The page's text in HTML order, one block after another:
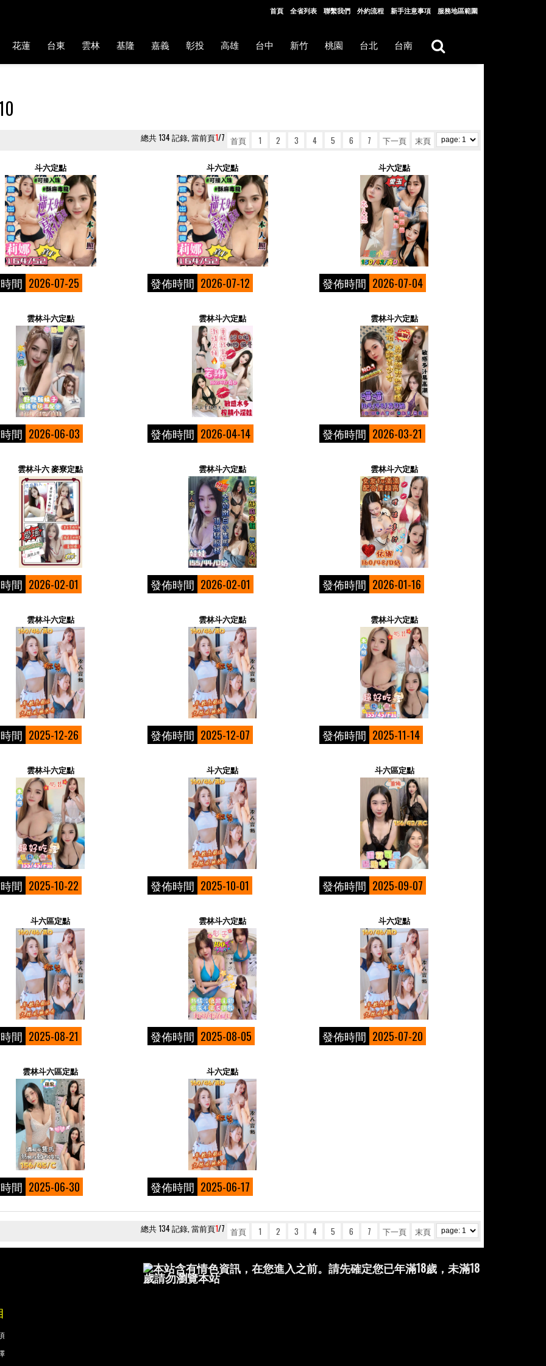
首頁 全省列表 聯繫我們 外約流程 新手注意事項 服務地區範圍
花蓮 台東 雲林 基隆 嘉義 彰投 高雄 台中 新竹 桃園 台北 台南
總共 134 記錄, 當前頁1/7 首頁 1 2 3 4 5 6 7 下一頁 末頁
斗六定點
間 2026-07-25
斗六定點
發佈時間 2026-07-12
斗六定點
發佈時間 2026-07-04
雲林斗六定點
間 2026-06-03
雲林斗六定點
發佈時間 2026-04-14
雲林斗六定點
發佈時間 2026-03-21
雲林斗六 麥寮定點
間 2026-02-01
雲林斗六定點
發佈時間 2026-02-01
雲林斗六定點
發佈時間 2026-01-16
雲林斗六定點
間 2025-12-26
雲林斗六定點
發佈時間 2025-12-07
雲林斗六定點
發佈時間 2025-11-14
雲林斗六定點
間 2025-10-22
斗六定點
發佈時間 2025-10-01
斗六區定點
發佈時間 2025-09-07
斗六區定點
間 2025-08-21
雲林斗六定點
發佈時間 2025-08-05
斗六定點
發佈時間 2025-07-20
雲林斗六區定點
間 2025-06-30
斗六定點
發佈時間 2025-06-17
總共 134 記錄, 當前頁1/7 首頁 1 2 3 4 5 6 7 下一頁 末頁
本站含有情色資訊，在您進入之前。請先確定您已年滿18歲，未滿18
歲請勿瀏覽本站